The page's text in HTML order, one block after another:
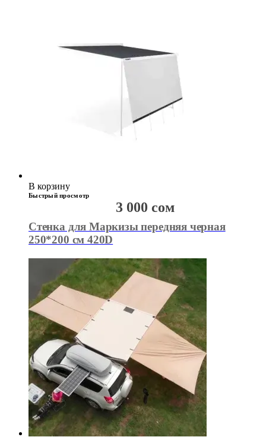
В корзину
Быстрый просмотр
Стенка для Маркизы передняя черная
250*200 см 420D
3 000 сом